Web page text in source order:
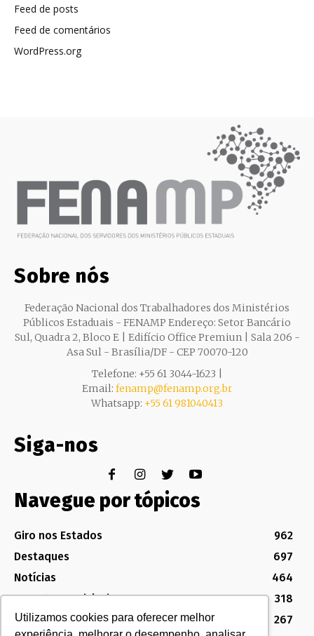
Utilizamos cookies para oferecer melhor
Feed de posts
Feed de comentários
WordPress.org
Sobre nós
Federação Nacional dos Trabalhadores dos Ministérios
Públicos Estaduais - FENAMP Endereço: Setor Bancário
Sul, Quadra 2, Bloco E | Edifício Office Premiun | Sala 206 -
Asa Sul - Brasília/DF - CEP 70070-120
Telefone: +55 61 3044-1623 |
Email: fenamp@fenamp.org.br
Whatsapp: +55 61 981040413
Siga-nos
Navegue por tópicos
Giro nos Estados
962
Destaques
697
Notícias
464
Assuntos Legislativos
318
Política Sindical e Institucional
267